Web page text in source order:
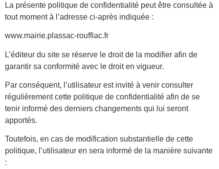
La présente politique de confidentialité peut être consultée à
tout moment à l’adresse ci-après indiquée :
www.mairie.plassac-rouffiac.fr
L’éditeur du site se réserve le droit de la modifier afin de
garantir sa conformité avec le droit en vigueur.
Par conséquent, l’utilisateur est invité à venir consulter
régulièrement cette politique de confidentialité afin de se
tenir informé des derniers changements qui lui seront
apportés.
Toutefois, en cas de modification substantielle de cette
politique, l’utilisateur en sera informé de la manière suivante
: